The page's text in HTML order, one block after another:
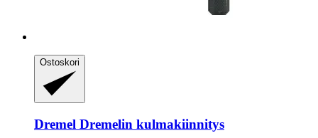
Ostoskori
Dremel Dremelin kulmakiinnitys